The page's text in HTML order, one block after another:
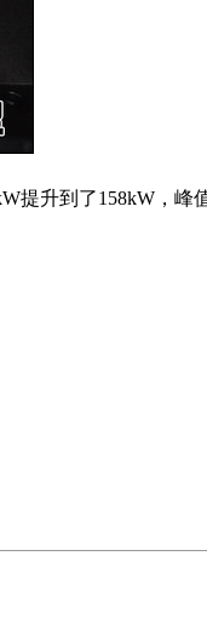
升到了158kW，峰